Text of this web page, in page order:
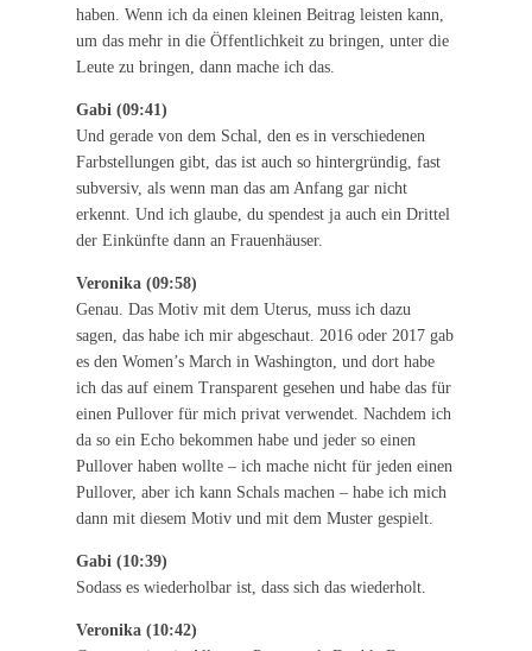
haben. Wenn ich da einen kleinen Beitrag leisten kann,
um das mehr in die Öffentlichkeit zu bringen, unter die
Leute zu bringen, dann mache ich das.
Gabi (09:41)
Und gerade von dem Schal, den es in verschiedenen
Farbstellungen gibt, das ist auch so hintergründig, fast
subversiv, als wenn man das am Anfang gar nicht
erkennt. Und ich glaube, du spendest ja auch ein Drittel
der Einkünfte dann an Frauenhäuser.
Veronika (09:58)
Genau. Das Motiv mit dem Uterus, muss ich dazu
sagen, das habe ich mir abgeschaut. 2016 oder 2017 gab
es den Women’s March in Washington, und dort habe
ich das auf einem Transparent gesehen und habe das für
einen Pullover für mich privat verwendet. Nachdem ich
da so ein Echo bekommen habe und jeder so einen
Pullover haben wollte – ich mache nicht für jeden einen
Pullover, aber ich kann Schals machen – habe ich mich
dann mit diesem Motiv und mit dem Muster gespielt.
Gabi (10:39)
Sodass es wiederholbar ist, dass sich das wiederholt.
Veronika (10:42)